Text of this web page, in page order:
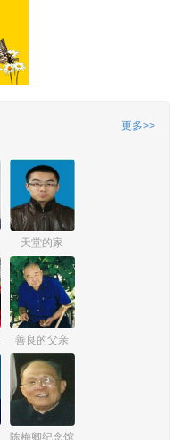
更多>>
天堂的家
善良的父亲
陈梅卿纪念馆